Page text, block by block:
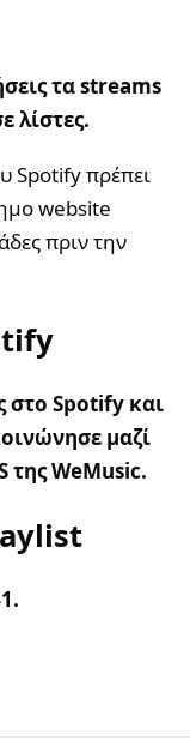
τα streams
λίστες.
Spotify πρέπει
website
πριν την
στο Spotify και
μαζί
της WeMusic.